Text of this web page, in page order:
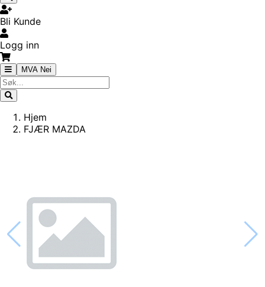
Bli Kunde
Logg inn
MVA Nei
Hjem
FJÆR MAZDA